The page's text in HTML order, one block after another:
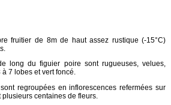
fruitier de 8m de haut assez rustique (-15°C)
long du figuier poire sont rugueuses, velues,
7 lobes et vert foncé.
regroupées en inflorescences refermées sur
centaines de fleurs.